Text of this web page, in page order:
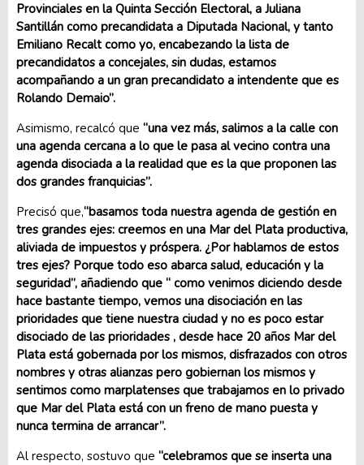
Provinciales en la Quinta Sección Electoral, a Juliana
Santillán como precandidata a Diputada Nacional, y tanto
Emiliano Recalt como yo, encabezando la lista de
precandidatos a concejales, sin dudas, estamos
acompañando a un gran precandidato a intendente que es
Rolando Demaio”.
Asimismo, recalcó que “una vez más, salimos a la calle con
una agenda cercana a lo que le pasa al vecino contra una
agenda disociada a la realidad que es la que proponen las
dos grandes franquicias”.
Precisó que,“basamos toda nuestra agenda de gestión en
tres grandes ejes: creemos en una Mar del Plata productiva,
aliviada de impuestos y próspera. ¿Por hablamos de estos
tres ejes? Porque todo eso abarca salud, educación y la
seguridad”, añadiendo que “ como venimos diciendo desde
hace bastante tiempo, vemos una disociación en las
prioridades que tiene nuestra ciudad y no es poco estar
disociado de las prioridades , desde hace 20 años Mar del
Plata está gobernada por los mismos, disfrazados con otros
nombres y otras alianzas pero gobiernan los mismos y
sentimos como marplatenses que trabajamos en lo privado
que Mar del Plata está con un freno de mano puesta y
nunca termina de arrancar”.
Al respecto, sostuvo que “celebramos que se inserta una